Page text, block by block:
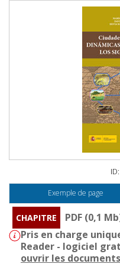
Exemple de page
CHAPITRE
PDF (0,1
Pris en charge
Reader - logiciel
ouvrir les documents